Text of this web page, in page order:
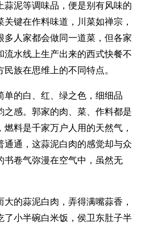
蒜泥等调味品，便是别有风味的
键在作料味道，川菜如禅宗，
多人家都会做同一道菜，但各家
流水线上生产出来的西式快餐不
族在思维上的不同特点。
单的白、红、绿之色，细细品
之感。郭家的肉、菜、作料都是
料是千家万户人用的天然气，
通通，这蒜泥白肉的感觉却与众
书卷气弥漫在空气中，虽然无
的蒜泥白肉，弄得满嘴蒜香，
了小半碗白米饭，侯卫东肚子半